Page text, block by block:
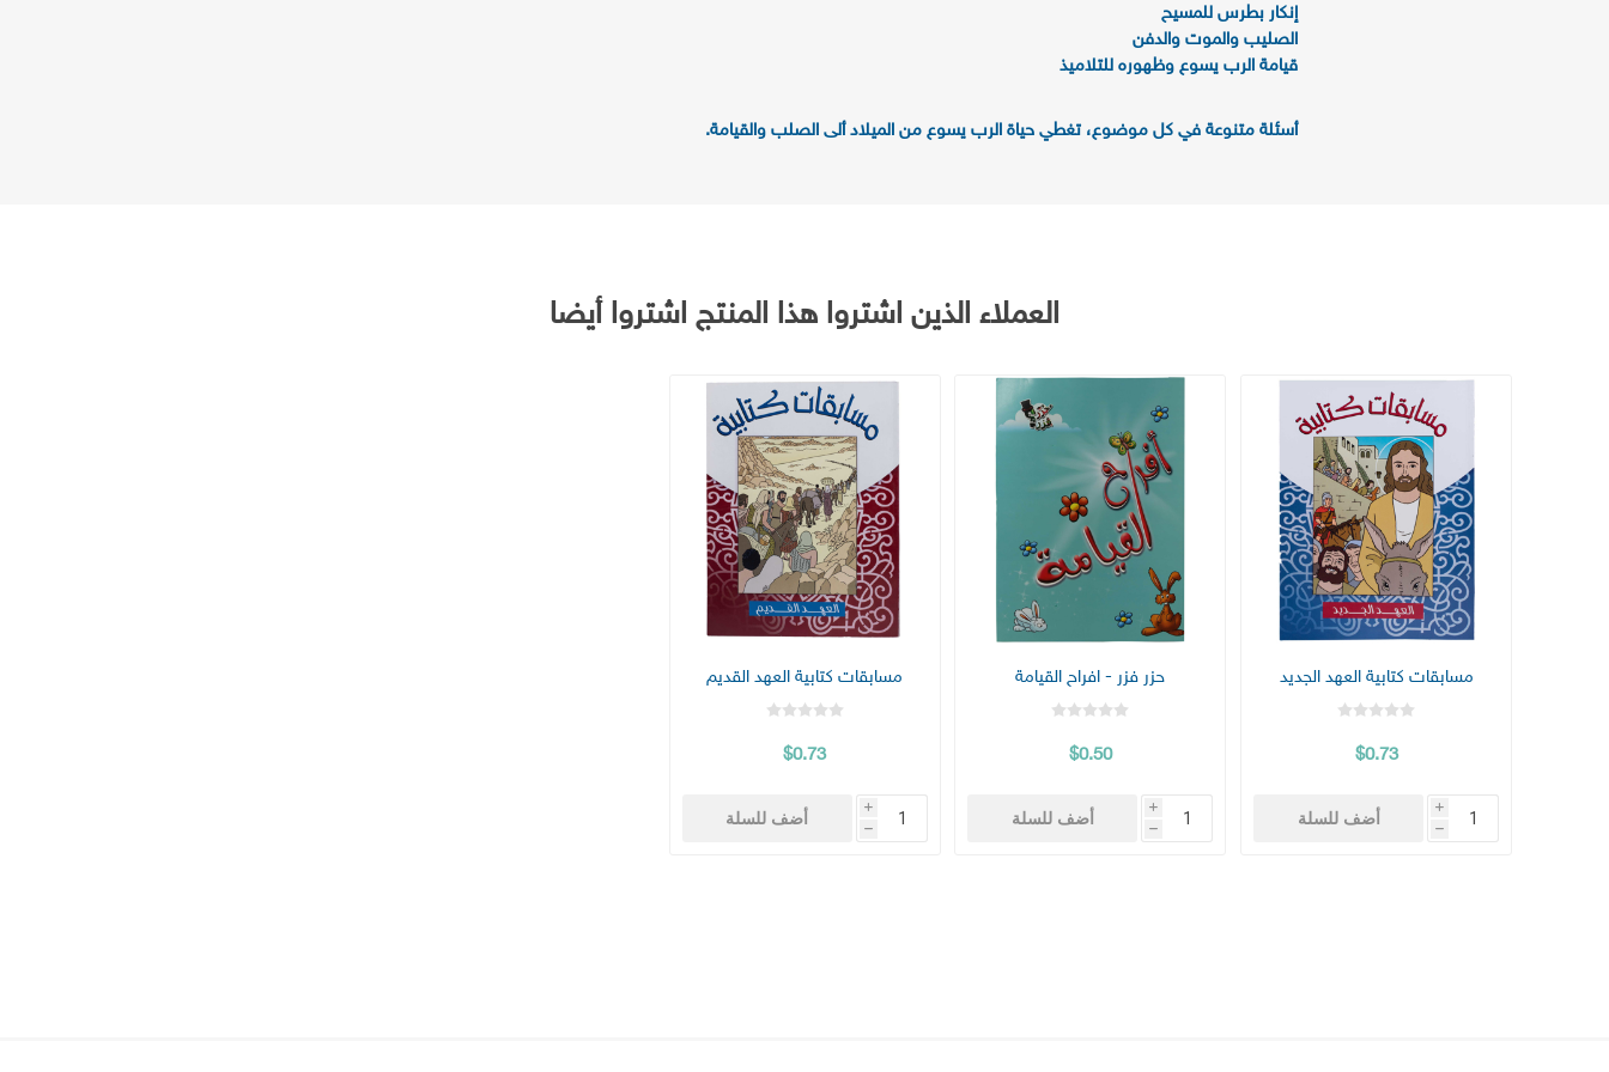
إنكار بطرس للمسيح
الصليب والموت والدفن
قيامة الرب يسوع وظهوره للتلاميذ
أسئلة متنوعة في كل موضوع، تغطي حياة الرب يسوع من الميلاد ألى الصلب والقيامة.
العملاء الذين اشتروا هذا المنتج اشتروا أيضا
مسابقات كتابية العهد الجديد
$0.73
i
h
أضف للسلة
حزر فزر - افراح القيامة
$0.50
i
h
أضف للسلة
مسابقات كتابية العهد القديم
$0.73
i
h
أضف للسلة